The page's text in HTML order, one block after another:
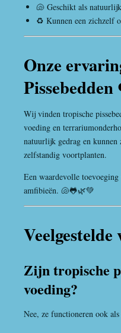
🐚 Geschikt als
♻️ Kunnen een zichzelf
Onze
Wij vinden tropische
voeding en
natuurlijk gedrag en kunnen
zelfstandig voortplanten.
Een waardevolle
amfibieën. 🐚🐸🌿💚
Veelgestelde
Zijn tropische
voeding?
Nee, ze functioneren ook